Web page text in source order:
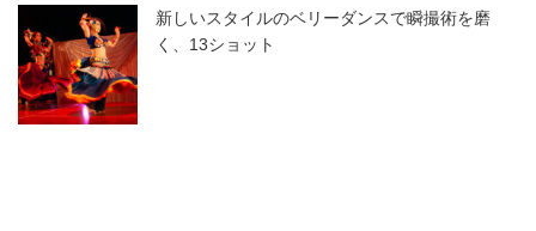
新しいスタイルのベリーダンスで瞬撮術を磨
く、13ショット